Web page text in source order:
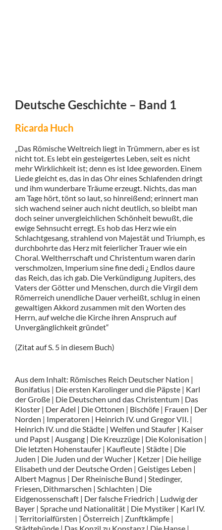
Deutsche Geschichte – Band 1
Ricarda Huch
„Das Römische Weltreich liegt in Trümmern, aber es ist
nicht tot. Es lebt ein gesteigertes Leben, seit es nicht
mehr Wirklichkeit ist; denn es ist Idee geworden. Einem
Liede gleicht es, das in das Ohr eines Schlafenden dringt
und ihm wunderbare Träume erzeugt. Nichts, das man
am Tage hört, tönt so laut, so hinreißend; erinnert man
sich wachend seiner auch nicht deutlich, so bleibt man
doch seiner unvergleichlichen Schönheit bewußt, die
ewige Sehnsucht erregt. Es hob das Herz wie ein
Schlachtgesang, strahlend von Majestät und Triumph, es
durchbohrte das Herz mit feierlicher Trauer wie ein
Choral. Weltherrschaft und Christentum waren darin
verschmolzen, Imperium sine fine dedi ¿ Endlos daure
das Reich, das ich gab. Die Verkündigung Jupiters, des
Vaters der Götter und Menschen, durch die Virgil dem
Römerreich unendliche Dauer verheißt, schlug in einen
gewaltigen Akkord zusammen mit den Worten des
Herrn, auf welche die Kirche ihren Anspruch auf
Unvergänglichkeit gründet“
(Zitat auf S. 5 in diesem Buch)
Aus dem Inhalt: Römisches Reich Deutscher Nation |
Bonifatius | Die ersten Karolinger und die Päpste | Karl
der Große | Die Deutschen und das Christentum | Das
Kloster | Der Adel | Die Ottonen | Bischöfe | Frauen | Der
Norden | Imperatoren | Heinrich IV. und Gregor VII. |
Heinrich IV. und die Städte | Welfen und Staufer | Kaiser
und Papst | Ausgang | Die Kreuzzüge | Die Kolonisation |
Die letzten Hohenstaufer | Kaufleute | Städte | Die
Juden | Die Juden und der Wucher | Ketzer | Die heilige
Elisabeth und der Deutsche Orden | Geistiges Leben |
Albert Magnus | Der Rheinische Bund | Stedinger,
Friesen, Dithmarschen | Schlachten | Die
Eidgenossenschaft | Der falsche Friedrich | Ludwig der
Bayer | Sprache und Nationalität | Die Mystiker | Karl IV.
| Territorialfürsten | Österreich | Zunftkämpfe |